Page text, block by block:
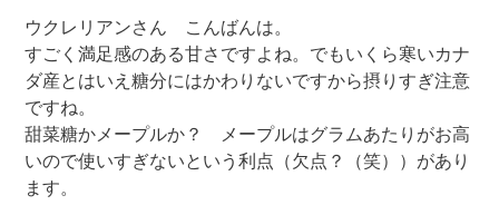
ウクレリアンさん こんばんは。
すごく満足感のある甘さですよね。でもいくら寒いカナ
ダ産とはいえ糖分にはかわりないですから摂りすぎ注意
ですね。
甜菜糖かメープルか？ メープルはグラムあたりがお高
いので使いすぎないという利点（欠点？（笑））があり
ます。